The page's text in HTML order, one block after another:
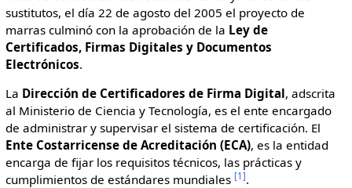
sustitutos, el día 22 de agosto del 2005 el proyecto de
marras culminó con la aprobación de la Ley de
Certificados, Firmas Digitales y Documentos
Electrónicos.
La Dirección de Certificadores de Firma Digital, adscrita
al Ministerio de Ciencia y Tecnología, es el ente encargado
de administrar y supervisar el sistema de certificación. El
Ente Costarricense de Acreditación (ECA), es la entidad
encarga de fijar los requisitos técnicos, las prácticas y
cumplimientos de estándares mundiales [1 ].